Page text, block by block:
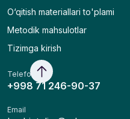
O‘qitish materiallari to'plami
Metodik mahsulotlar
Tizimga kirish
Telefon
+998 71 246-90-37
Email